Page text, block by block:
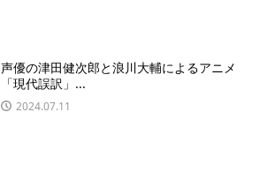
声優の津田健次郎と浪川大輔によるアニメ
「現代誤訳」...
2024.07.11